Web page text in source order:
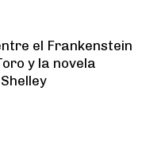
el Frankenstein
y la novela